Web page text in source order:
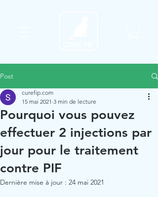
Post
Pourquoi vous pouvez
effectuer 2 injections par
jour pour le traitement
contre PIF
curefip.com
15 mai 2021 3 min de lecture
Dernière mise à jour : 24 mai 2021